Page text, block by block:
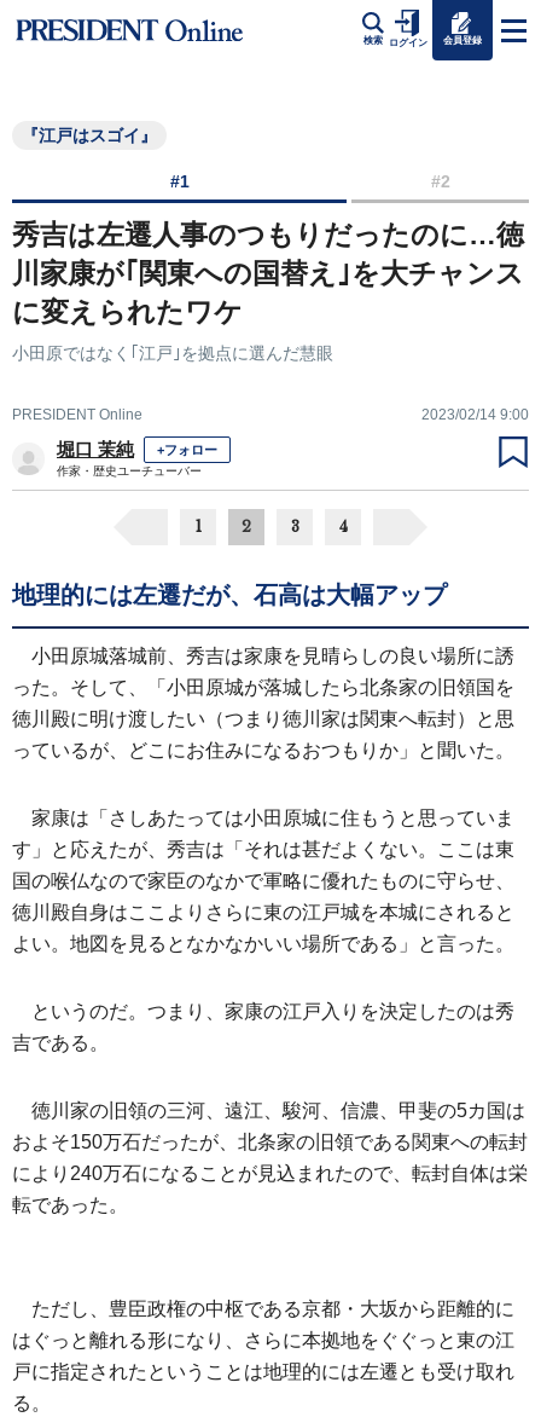
検索 ログイン 会員登録
『江戸はスゴイ』
#1 #2
秀吉は左遷人事のつもりだったのに…徳
川家康が｢関東への国替え｣を大チャンス
に変えられたワケ
小田原ではなく｢江戸｣を拠点に選んだ慧眼
PRESIDENT Online 2023/02/14 9:00
堀口 茉純 +フォロー
作家・歴史ユーチューバー
1 2 3 4
地理的には左遷だが、石高は大幅アップ
小田原城落城前、秀吉は家康を見晴らしの良い場所に誘
った。そして、「小田原城が落城したら北条家の旧領国を
徳川殿に明け渡したい（つまり徳川家は関東へ転封）と思
っているが、どこにお住みになるおつもりか」と聞いた。
家康は「さしあたっては小田原城に住もうと思っていま
す」と応えたが、秀吉は「それは甚だよくない。ここは東
国の喉仏なので家臣のなかで軍略に優れたものに守らせ、
徳川殿自身はここよりさらに東の江戸城を本城にされると
よい。地図を見るとなかなかいい場所である」と言った。
というのだ。つまり、家康の江戸入りを決定したのは秀
吉である。
徳川家の旧領の三河、遠江、駿河、信濃、甲斐の5カ国は
およそ150万石だったが、北条家の旧領である関東への転封
により240万石になることが見込まれたので、転封自体は栄
転であった。
ただし、豊臣政権の中枢である京都・大坂から距離的に
はぐっと離れる形になり、さらに本拠地をぐぐっと東の江
戸に指定されたということは地理的には左遷とも受け取れ
る。